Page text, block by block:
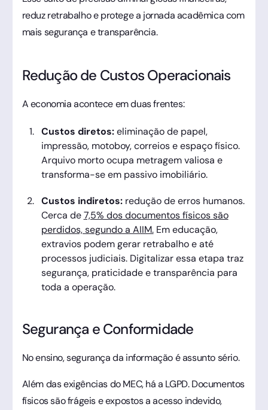
reduz retrabalho e protege a jornada acadêmica com
mais segurança e transparência.
Redução de Custos Operacionais
A economia acontece em duas frentes:
Custos diretos:eliminação de papel,
impressão, motoboy, correios e espaço físico.
Arquivo morto ocupa metragem valiosa e
transforma-se em passivo imobiliário.
Custos indiretos:redução de erros humanos.
Cerca de7,5% dos documentos físicos são
perdidos, segundo a AIIM.Em educação,
extravios podem gerar retrabalho e até
processos judiciais. Digitalizar essa etapa traz
segurança, praticidade e transparência para
toda a operação.
Segurança e Conformidade
No ensino, segurança da informação é assunto sério.
Além das exigências do MEC, há a LGPD. Documentos
físicos são frágeis e expostos a acesso indevido,